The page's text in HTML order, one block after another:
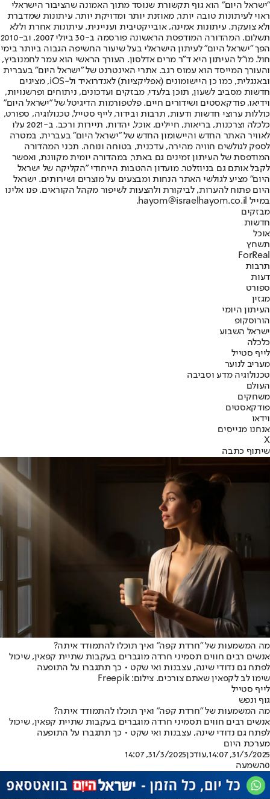
"ישראל היום" הוא גוף תקשורת שנוסד מתוך האמונה שהציבור הישראלי
ראוי לעיתונות טובה יותר, מאוזנת יותר ומדויקת יותר. עיתונות שמדברת
ולא צועקת. עיתונות אמינה, אובייקטיבית ועניינית. עיתונות אחרת וללא
תשלום. המהדורה המודפסת הראשונה פורסמה ב-30 ביולי 2007, וב-2010
הפך "ישראל היום" לעיתון הישראלי בעל שיעור החשיפה הגבוה ביותר בימי
חול. מו"ל העיתון היא ד"ר מרים אדלסון. העורך הראשי הוא עמר לחמנוביץ,
והעורך המייסד הוא עמוס רגב. אתרי האינטרנט של "ישראל היום" בעברית
ובאנגלית, כמו כן היישומונים (אפליקציות) לאנדרואיד ול-iOS, מציגים
חדשות מסביב לשעון, תוכן בלעדי, מבזקים ועדכונים, ניתוחים ופרשנויות,
וידיאו, פודקאסטים ושידורים חיים. פלטפורמות הדיגיטל של "ישראל היום"
כוללות ערוצי חדשות ודעות, תרבות ובידור, לייף סטייל, טכנולוגיה, ספורט,
כלכלה וצרכנות, בריאות, חיילים, אוכל, יהדות, תיירות ורכב. ב-2021 עלו
לאוויר האתר החדש והיישומון החדש של "ישראל היום" בעברית, במטרה
לספק לגולשים חוויה מהירה, עדכנית, בטוחה ונוחה. תכני המהדורה
המודפסת של העיתון זמינים גם באתר, במהדורה יומית מקוונת, ואפשר
לקבל אותם גם בניוזלטר. מועדון ההטבות הייחודי "הקליקה של ישראל
היום" מציע לגולשי האתר הנחות ומבצעים על מוצרים ושירותים. ישראל
היום פתוח להערות, לביקורת ולהצעות לשיפור מקהל הקוראים. פנו אלינו
במייל hayom@israelhayom.co.il.
מבזקים
חדשות
אוכל
תשחץ
ForReal
תרבות
דעות
ספורט
מגזין
העיתון היומי
הורוסקופ
ישראל השבוע
כלכלה
לייף סטייל
מעריב לנוער
טכנולוגיה מדע וסביבה
העולם
משחקים
פודקאסטים
וידאו
אנחנו מגייסים
X
שיתוף כתבה
מה המשמעות של "חרדת קפה" ואיך תוכלו להתמודד איתה?
אנשים רבים חווים תסמיני חרדה מוגברים בעקבות שתיית קפאין, שיכול
לפתח גם נדודי שינה, עצבנות ואי שקט • כך תתגברו על התופעה
שימו לב לקפאין שאתם צורכים. צילום: Freepik
לייף סטייל
גוף ונפש
מה המשמעות של "חרדת קפה" ואיך תוכלו להתמודד איתה?
אנשים רבים חווים תסמיני חרדה מוגברים בעקבות שתיית קפאין, שיכול
לפתח גם נדודי שינה, עצבנות ואי שקט • כך תתגברו על התופעה
מערכת היום
31/3/2025, 14:07
,עודכן31/3/2025, 14:07
0השמעה